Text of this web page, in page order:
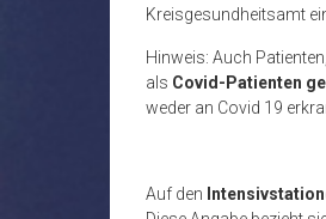
Kreisgesundheitsamt
Hinweis: Auch
als Covid-Patienten
weder an Covid 19
Auf den